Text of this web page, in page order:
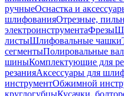
ручныеОснастка и
шлифованияОтрезные,
электроинструментаФрезы
листыШлифовальные чашки
сегментыПолировальные
шиныКомплектующие для
резанияАксессуары для
инструментОбжимной
круглогубцыКусачки,